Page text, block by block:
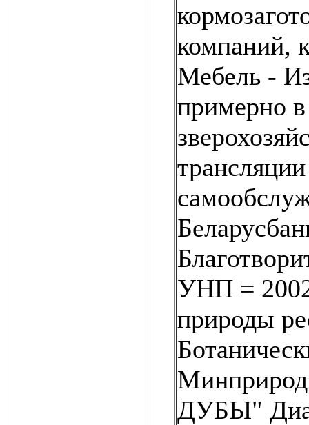
компаний,
Мебель -
примерно
УНП =
природы
ДУБЫ"